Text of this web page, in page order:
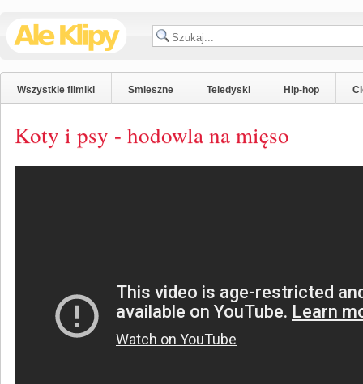
Wszystkie filmiki Smieszne Teledyski Hip-hop
Koty i psy - hodowla na mięso